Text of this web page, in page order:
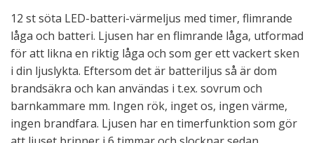
12 st söta LED-batteri-värmeljus med timer, flimrande
låga och batteri. Ljusen har en flimrande låga, utformad
för att likna en riktig låga och som ger ett vackert sken
i din ljuslykta. Eftersom det är batteriljus så är dom
brandsäkra och kan användas i t.ex. sovrum och
barnkammare mm. Ingen rök, inget os, ingen värme,
ingen brandfara. Ljusen har en timerfunktion som gör